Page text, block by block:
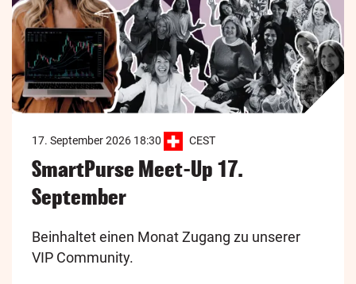
17. September 2026 18:30 CEST
SmartPurse Meet-Up 17.
September
Beinhaltet einen Monat Zugang zu unserer
VIP Community.